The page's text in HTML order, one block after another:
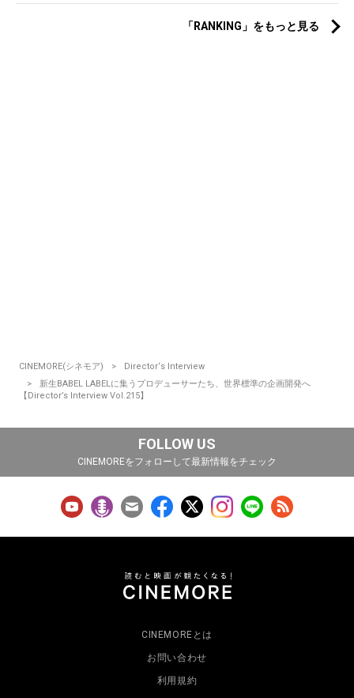
「RANKING」をもっと見る
CINEMORE(シネモア)
Director‘s Interview
新生BABEL LABELに集うプロデューサーたち、世界標準の企画開発へ
【Director’s Interview Vol.215】
FOLLOW US
CINEMOREをフォローして最新情報をチェック
CINEMOREとは
お問い合わせ
利用規約